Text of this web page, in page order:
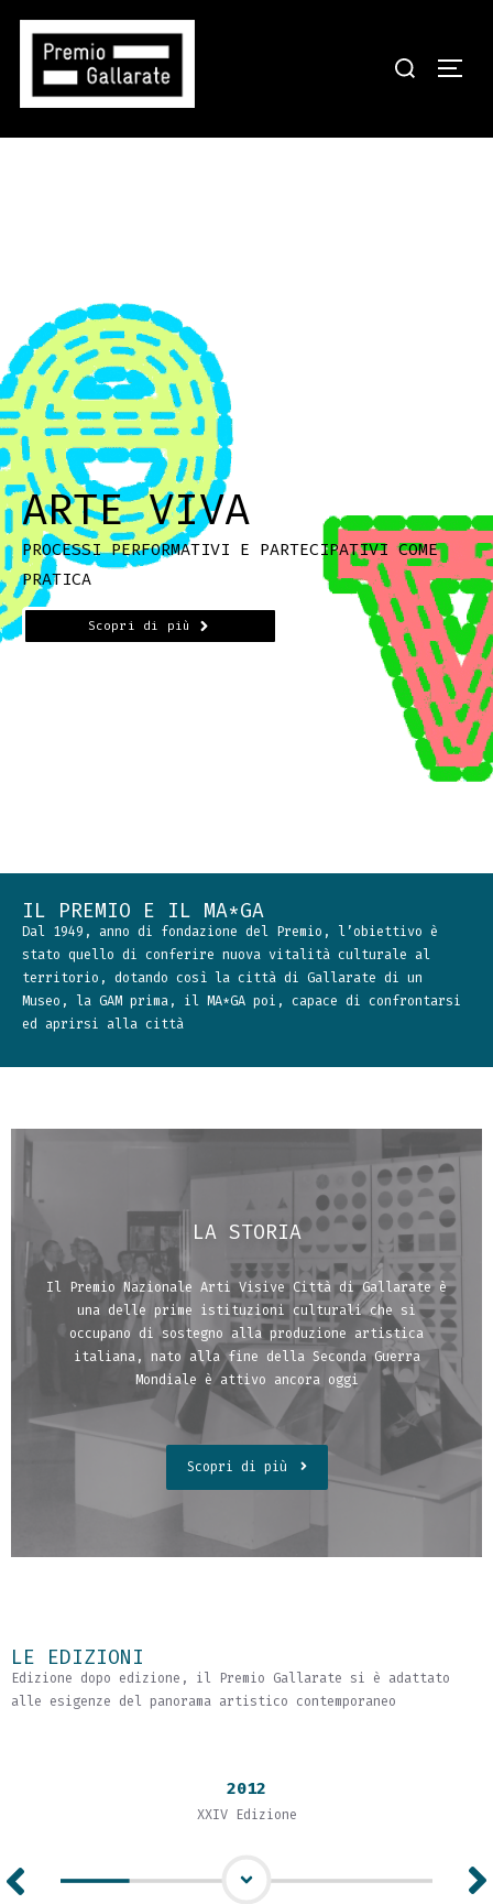
ARTE VIVA
PROCESSI PERFORMATIVI E PARTECIPATIVI COME
PRATICA
Scopri di più
IL PREMIO E IL MA*GA
Dal 1949, anno di fondazione del Premio, l’obiettivo è
stato quello di conferire nuova vitalità culturale al
territorio, dotando così la città di Gallarate di un
Museo, la GAM prima, il MA*GA poi, capace di confrontarsi
ed aprirsi alla città
LA STORIA
Il Premio Nazionale Arti Visive Città di Gallarate è
una delle prime istituzioni culturali che si
occupano di sostegno alla produzione artistica
italiana, nato alla fine della Seconda Guerra
Mondiale è attivo ancora oggi
Scopri di più
LE EDIZIONI
Edizione dopo edizione, il Premio Gallarate si è adattato
alle esigenze del panorama artistico contemporaneo
2012
XXIV Edizione